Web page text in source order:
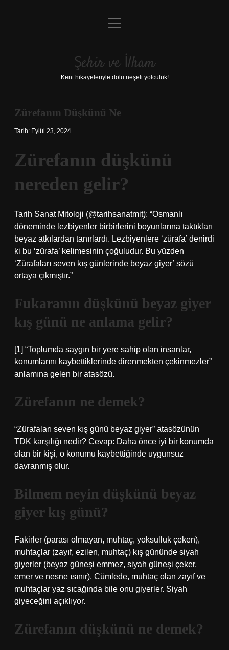
Anasayfa
Yasal Uyarı
menüyü
Şehir ve İlham
Kent hikayeleriyle dolu neşeli yolculuk!
Zürefanın Düşkünü Ne
Tarih: Eylül 23, 2024
Zürefanın düşkünü
nereden gelir?
Tarih Sanat Mitoloji️ (@tarihsanatmit): “Osmanlı
döneminde lezbiyenler birbirlerini boyunlarına taktıkları
beyaz atkılardan tanırlardı. Lezbiyenlere ‘zürafa’ denirdi
ki bu ‘zürafa’ kelimesinin çoğuludur. Bu yüzden
‘Zürafaları seven kış günlerinde beyaz giyer’ sözü
ortaya çıkmıştır.”
Fukaranın düşkünü beyaz giyer
kış günü ne anlama gelir?
[1] “Toplumda saygın bir yere sahip olan insanlar,
konumlarını kaybettiklerinde direnmekten çekinmezler”
anlamına gelen bir atasözü.
Zürefanın ne demek?
“Zürafaları seven kış günü beyaz giyer” atasözünün
TDK karşılığı nedir? Cevap: Daha önce iyi bir konumda
olan bir kişi, o konumu kaybettiğinde uygunsuz
davranmış olur.
Bilmem neyin düşkünü beyaz
giyer kış günü?
Fakirler (parası olmayan, muhtaç, yoksulluk çeken),
muhtaçlar (zayıf, ezilen, muhtaç) kış gününde siyah
giyerler (beyaz güneşi emmez, siyah güneşi çeker,
emer ve nesne ısınır). Cümlede, muhtaç olan zayıf ve
muhtaçlar yaz sıcağında bile onu giyerler. Siyah
giyeceğini açıklıyor.
Zürefanın düşkünü ne demek?